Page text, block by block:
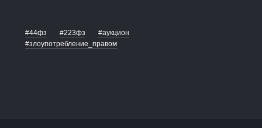
#44фз #223фз
#аукцион
#злоупотребление_правом